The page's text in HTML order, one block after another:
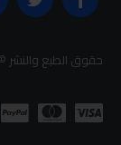
حقوق الطبع والنشر © 2021 جميع الحقوق محفوظة sabrystores.com. من تصميم-